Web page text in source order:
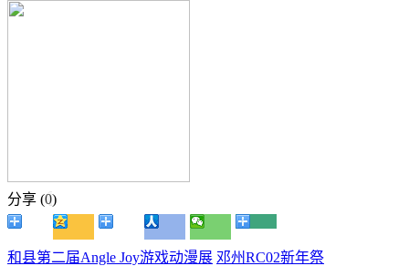
分享 (0)
和县第二届Angle Joy游戏动漫展 邓州RC02新年祭